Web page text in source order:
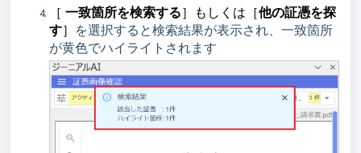
［ 一致箇所を検索する］もしくは ［他の証憑を探
す］ を選択すると検索結果が表示され、一致箇所
が黄色でハイライトされます